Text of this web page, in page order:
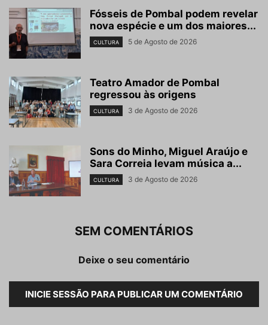
Fósseis de Pombal podem revelar
nova espécie e um dos maiores...
CULTURA 5 de Agosto de 2026
Teatro Amador de Pombal
regressou às origens
CULTURA 3 de Agosto de 2026
Sons do Minho, Miguel Araújo e
Sara Correia levam música a...
CULTURA 3 de Agosto de 2026
SEM COMENTÁRIOS
Deixe o seu comentário
INICIE SESSÃO PARA PUBLICAR UM COMENTÁRIO